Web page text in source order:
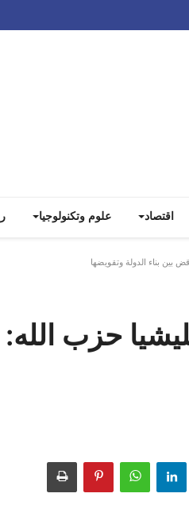
اقتصاد علوم وتكنولوجيا
بين بناء الدولة وتقويضها
حزب الله: